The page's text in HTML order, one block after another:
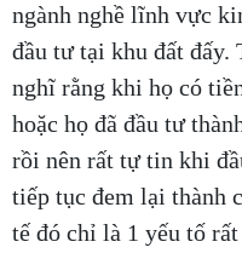
ngành nghề lĩnh vực
đầu tư tại khu đất đấy.
nghĩ rằng khi họ có
hoặc họ đã đầu tư
rồi nên rất tự tin khi
tiếp tục đem lại thành
tế đó chỉ là 1 yếu tố